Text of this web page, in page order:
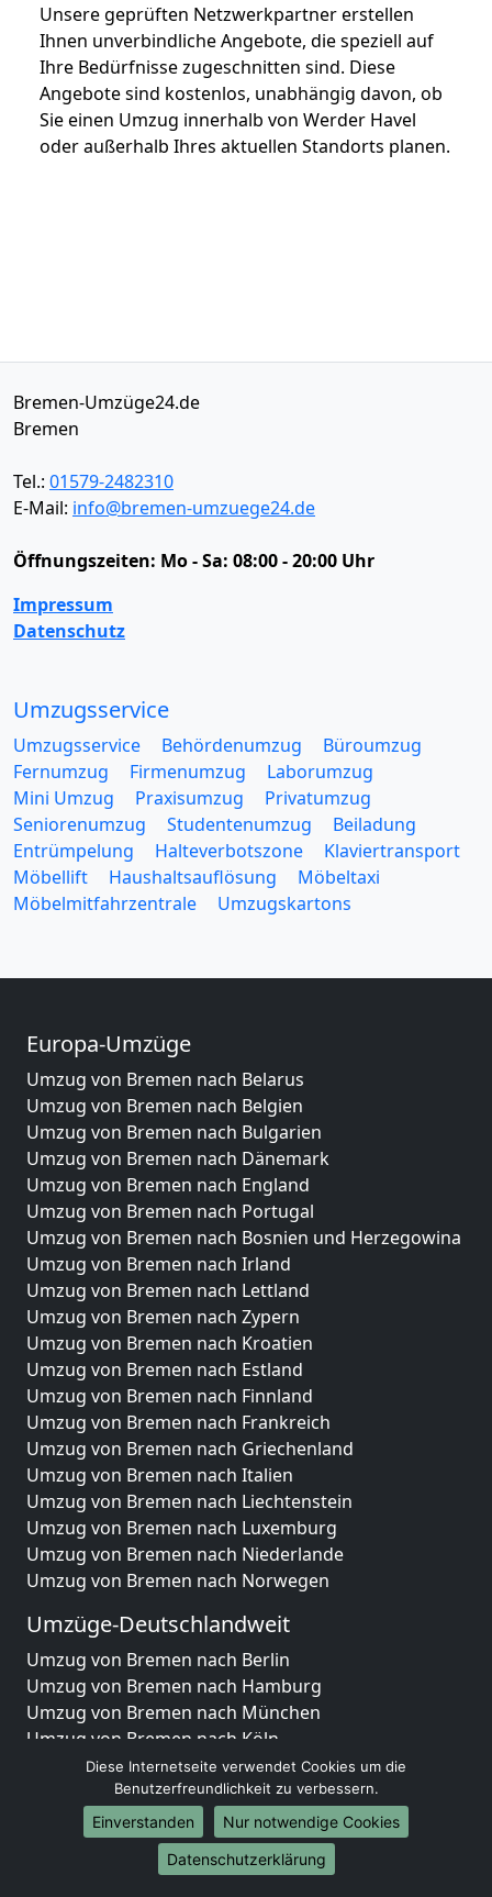
Unsere geprüften Netzwerkpartner erstellen
Ihnen unverbindliche Angebote, die speziell auf
Ihre Bedürfnisse zugeschnitten sind. Diese
Angebote sind kostenlos, unabhängig davon, ob
Sie einen Umzug innerhalb von Werder Havel
oder außerhalb Ihres aktuellen Standorts planen.
Bremen-Umzüge24.de
Bremen
Tel.: 01579-2482310
E-Mail: info@bremen-umzuege24.de
Öffnungszeiten: Mo - Sa: 08:00 - 20:00 Uhr
Impressum
Datenschutz
Umzugsservice
Umzugsservice Behördenumzug
Büroumzug
Fernumzug
Firmenumzug
Laborumzug
Mini Umzug
Praxisumzug
Privatumzug
Seniorenumzug
Studentenumzug
Beiladung
Entrümpelung
Halteverbotszone
Klaviertransport
Möbellift
Haushaltsauflösung
Möbeltaxi
Möbelmitfahrzentrale
Umzugskartons
Europa-Umzüge
Umzug von Bremen nach Belarus
Umzug von Bremen nach Belgien
Umzug von Bremen nach Bulgarien
Umzug von Bremen nach Dänemark
Umzug von Bremen nach England
Umzug von Bremen nach Portugal
Umzug von Bremen nach Bosnien und Herzegowina
Umzug von Bremen nach Irland
Umzug von Bremen nach Lettland
Umzug von Bremen nach Zypern
Umzug von Bremen nach Kroatien
Umzug von Bremen nach Estland
Umzug von Bremen nach Finnland
Umzug von Bremen nach Frankreich
Umzug von Bremen nach Griechenland
Umzug von Bremen nach Italien
Umzug von Bremen nach Liechtenstein
Umzug von Bremen nach Luxemburg
Umzug von Bremen nach Niederlande
Umzug von Bremen nach Norwegen
Umzüge-Deutschlandweit
Umzug von Bremen nach Berlin
Umzug von Bremen nach Hamburg
Umzug von Bremen nach München
Umzug von Bremen nach Köln
Umzug von Bremen nach Frankfurt am Main
Umzug von Bremen nach Stuttgart
Umzug von Bremen nach Düsseldorf
Umzug von Bremen nach Leipzig
Umzug von Bremen nach Dortmund
Diese Internetseite verwendet Cookies um die
Benutzerfreundlichkeit zu verbessern.
Einverstanden
Nur notwendige Cookies
Datenschutzerklärung